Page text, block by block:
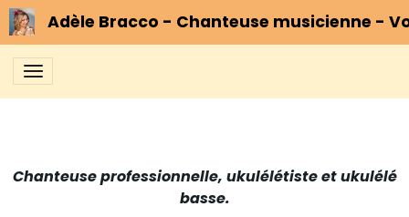
Adèle Bracco - Chanteuse musicienne -
Chanteuse professionnelle, ukulélétiste et ukulélé
basse.